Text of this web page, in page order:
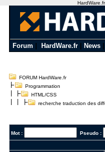
Forum HardWare.fr News
FORUM HardWare.fr
Programmation
HTML/CSS
recherche traduction des
Mot : Pseudo :